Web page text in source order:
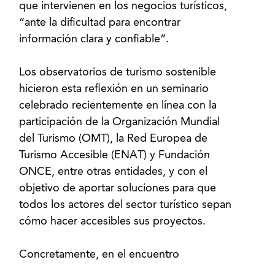
que intervienen en los negocios turísticos,
“ante la dificultad para encontrar
información clara y confiable”.
Los observatorios de turismo sostenible
hicieron esta reflexión en un seminario
celebrado recientemente en línea con la
participación de la Organización Mundial
del Turismo (OMT), la Red Europea de
Turismo Accesible (ENAT) y Fundación
ONCE, entre otras entidades, y con el
objetivo de aportar soluciones para que
todos los actores del sector turístico sepan
cómo hacer accesibles sus proyectos.
Concretamente, en el encuentro